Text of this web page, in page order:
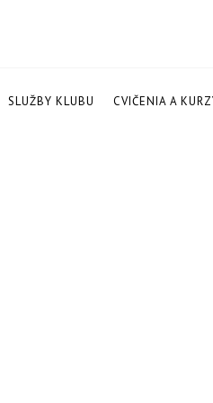
SLUŽBY KLUBU CVIČENIA A